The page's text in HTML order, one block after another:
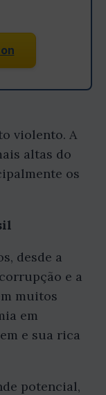
violento. A
altas do
os
desde a
e a
muitos
em
e sua rica
potencial,